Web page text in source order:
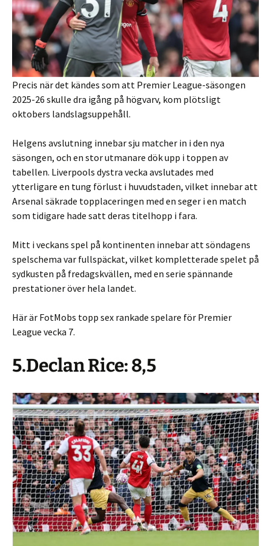
Precis när det kändes som att Premier League-säsongen
2025-26 skulle dra igång på högvarv, kom plötsligt
oktobers landslagsuppehåll.
Helgens avslutning innebar sju matcher in i den nya
säsongen, och en stor utmanare dök upp i toppen av
tabellen. Liverpools dystra vecka avslutades med
ytterligare en tung förlust i huvudstaden, vilket innebar att
Arsenal säkrade topplaceringen med en seger i en match
som tidigare hade satt deras titelhopp i fara.
Mitt i veckans spel på kontinenten innebar att söndagens
spelschema var fullspäckat, vilket kompletterade spelet på
sydkusten på fredagskvällen, med en serie spännande
prestationer över hela landet.
Här är FotMobs topp sex rankade spelare för Premier
League vecka 7.
5.Declan Rice: 8,5